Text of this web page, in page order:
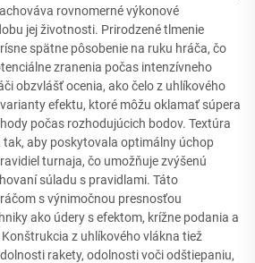
rovnomerné výkonové
jej životnosti. Prirodzené tlmenie
spätne pôsobenie na ruku hráča, čo
zranenia počas intenzívneho
obzvlášť ocenia, ako čelo z uhlíkového
efektu, ktoré môžu oklamať súpera
počas rozhodujúcich bodov. Textúra
aby poskytovala optimálny úchop
turnaja, čo umožňuje zvýšenú
súladu s pravidlami. Táto
s výnimočnou presnosťou
ako údery s efektom, krížne podania a
z uhlíkového vlákna tiež
rakety, odolnosti voči odštiepaniu,